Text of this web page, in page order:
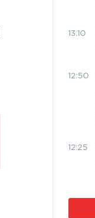
13:10
12:50
12:25